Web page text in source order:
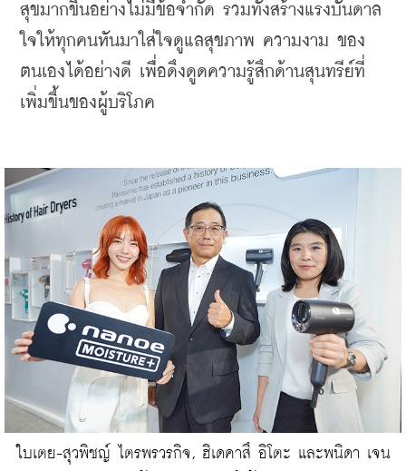
สุขมากขึ้นอย่างไม่มีข้อจำกัด รวมทั้งสร้างแรงบันดาล
ใจให้ทุกคนหันมาใส่ใจดูแลสุขภาพ ความงาม ของ
ตนเองได้อย่างดี เพื่อดึงดูดความรู้สึกด้านสุนทรีย์ที่
เพิ่มขึ้นของผู้บริโภค
ใบเตย-สุวพิชญ์ ไตรพรวรกิจ, ฮิเดคาสึ อิโตะ และพนิดา เจน